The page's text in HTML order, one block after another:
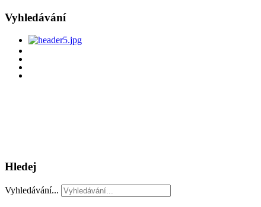
Vyhledávání
Hledej
Vyhledávání...